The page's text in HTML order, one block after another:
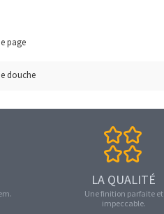
page
douche
LA QUALITÉ
Une finition parfaite et
impeccable.